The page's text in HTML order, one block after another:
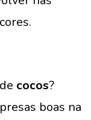
cocos?
boas na